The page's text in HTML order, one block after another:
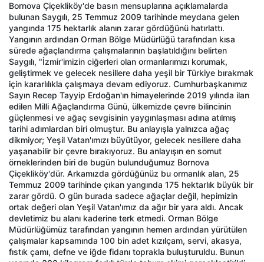
Bornova Çiçekliköy'de basın mensuplarına açıklamalarda
bulunan Saygılı, 25 Temmuz 2009 tarihinde meydana gelen
yangında 175 hektarlık alanın zarar gördüğünü hatırlattı.
Yangının ardından Orman Bölge Müdürlüğü tarafından kısa
sürede ağaçlandırma çalışmalarının başlatıldığını belirten
Saygılı, "İzmir'imizin ciğerleri olan ormanlarımızı korumak,
geliştirmek ve gelecek nesillere daha yeşil bir Türkiye bırakmak
için kararlılıkla çalışmaya devam ediyoruz. Cumhurbaşkanımız
Sayın Recep Tayyip Erdoğan'ın himayelerinde 2019 yılında ilan
edilen Milli Ağaçlandırma Günü, ülkemizde çevre bilincinin
güçlenmesi ve ağaç sevgisinin yaygınlaşması adına atılmış
tarihi adımlardan biri olmuştur. Bu anlayışla yalnızca ağaç
dikmiyor; Yeşil Vatan'ımızı büyütüyor, gelecek nesillere daha
yaşanabilir bir çevre bırakıyoruz. Bu anlayışın en somut
örneklerinden biri de bugün bulunduğumuz Bornova
Çiçekliköy'dür. Arkamızda gördüğünüz bu ormanlık alan, 25
Temmuz 2009 tarihinde çıkan yangında 175 hektarlık büyük bir
zarar gördü. O gün burada sadece ağaçlar değil, hepimizin
ortak değeri olan Yeşil Vatan'ımız da ağır bir yara aldı. Ancak
devletimiz bu alanı kaderine terk etmedi. Orman Bölge
Müdürlüğümüz tarafından yangının hemen ardından yürütülen
çalışmalar kapsamında 100 bin adet kızılçam, servi, akasya,
fıstık çamı, defne ve iğde fidanı toprakla buluşturuldu. Bunun